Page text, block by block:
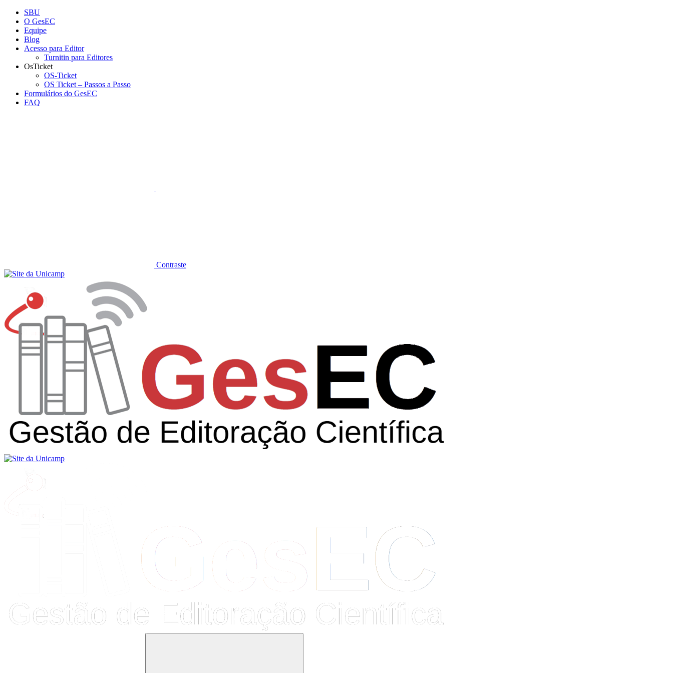
Conteúdo principal
SBU
O GesEC
Equipe
Blog
Acesso para Editor
Turnitin para Editores
OsTicket
OS-Ticket
OS Ticket – Passos a Passo
Formulários do GesEC
FAQ
Contraste